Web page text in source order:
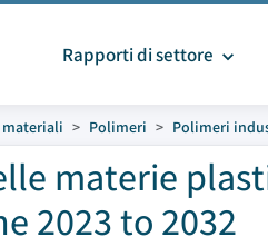
Rapporti di settore
Polimeri Polimeri
materie
2023 to 2032